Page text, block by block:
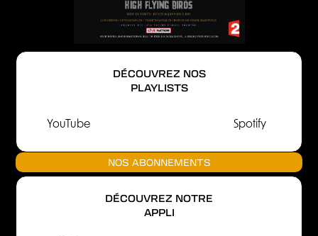
DÉCOUVREZ NOS
PLAYLISTS
YouTube Spotify
NOS ABONNEMENTS
DÉCOUVREZ NOTRE
APPLI